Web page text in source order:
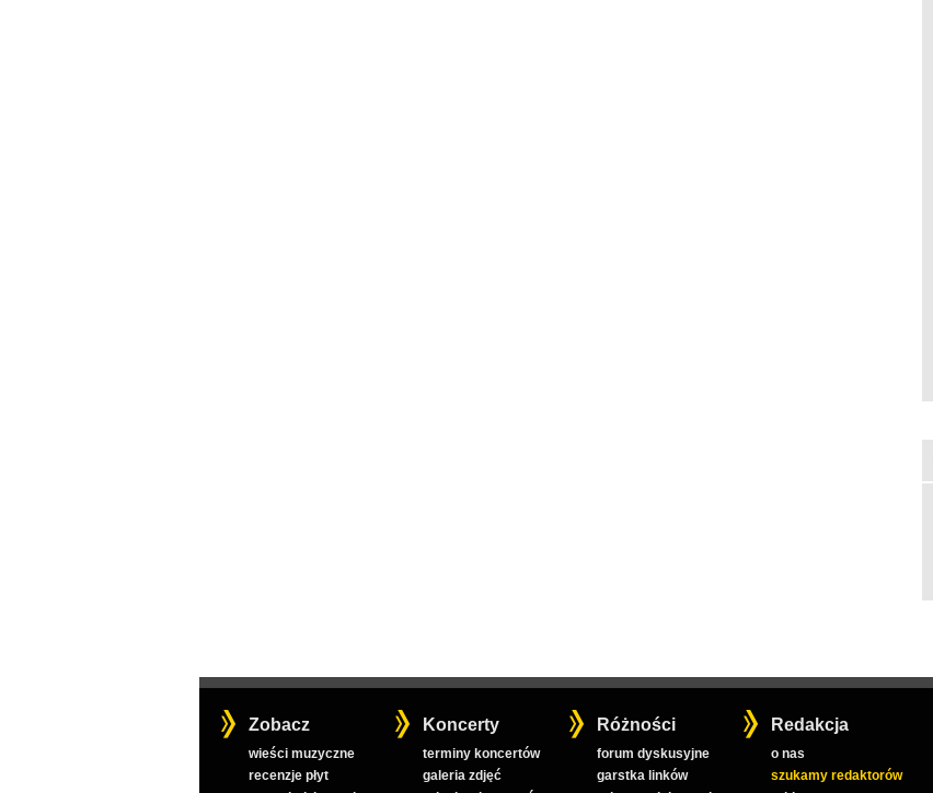
Zobacz
wieści muzyczne
recenzje płyt
Koncerty
terminy koncertów
galeria zdjęć
Różności
forum dyskusyjne
garstka linków
Redakcja
o nas
szukamy redaktorów